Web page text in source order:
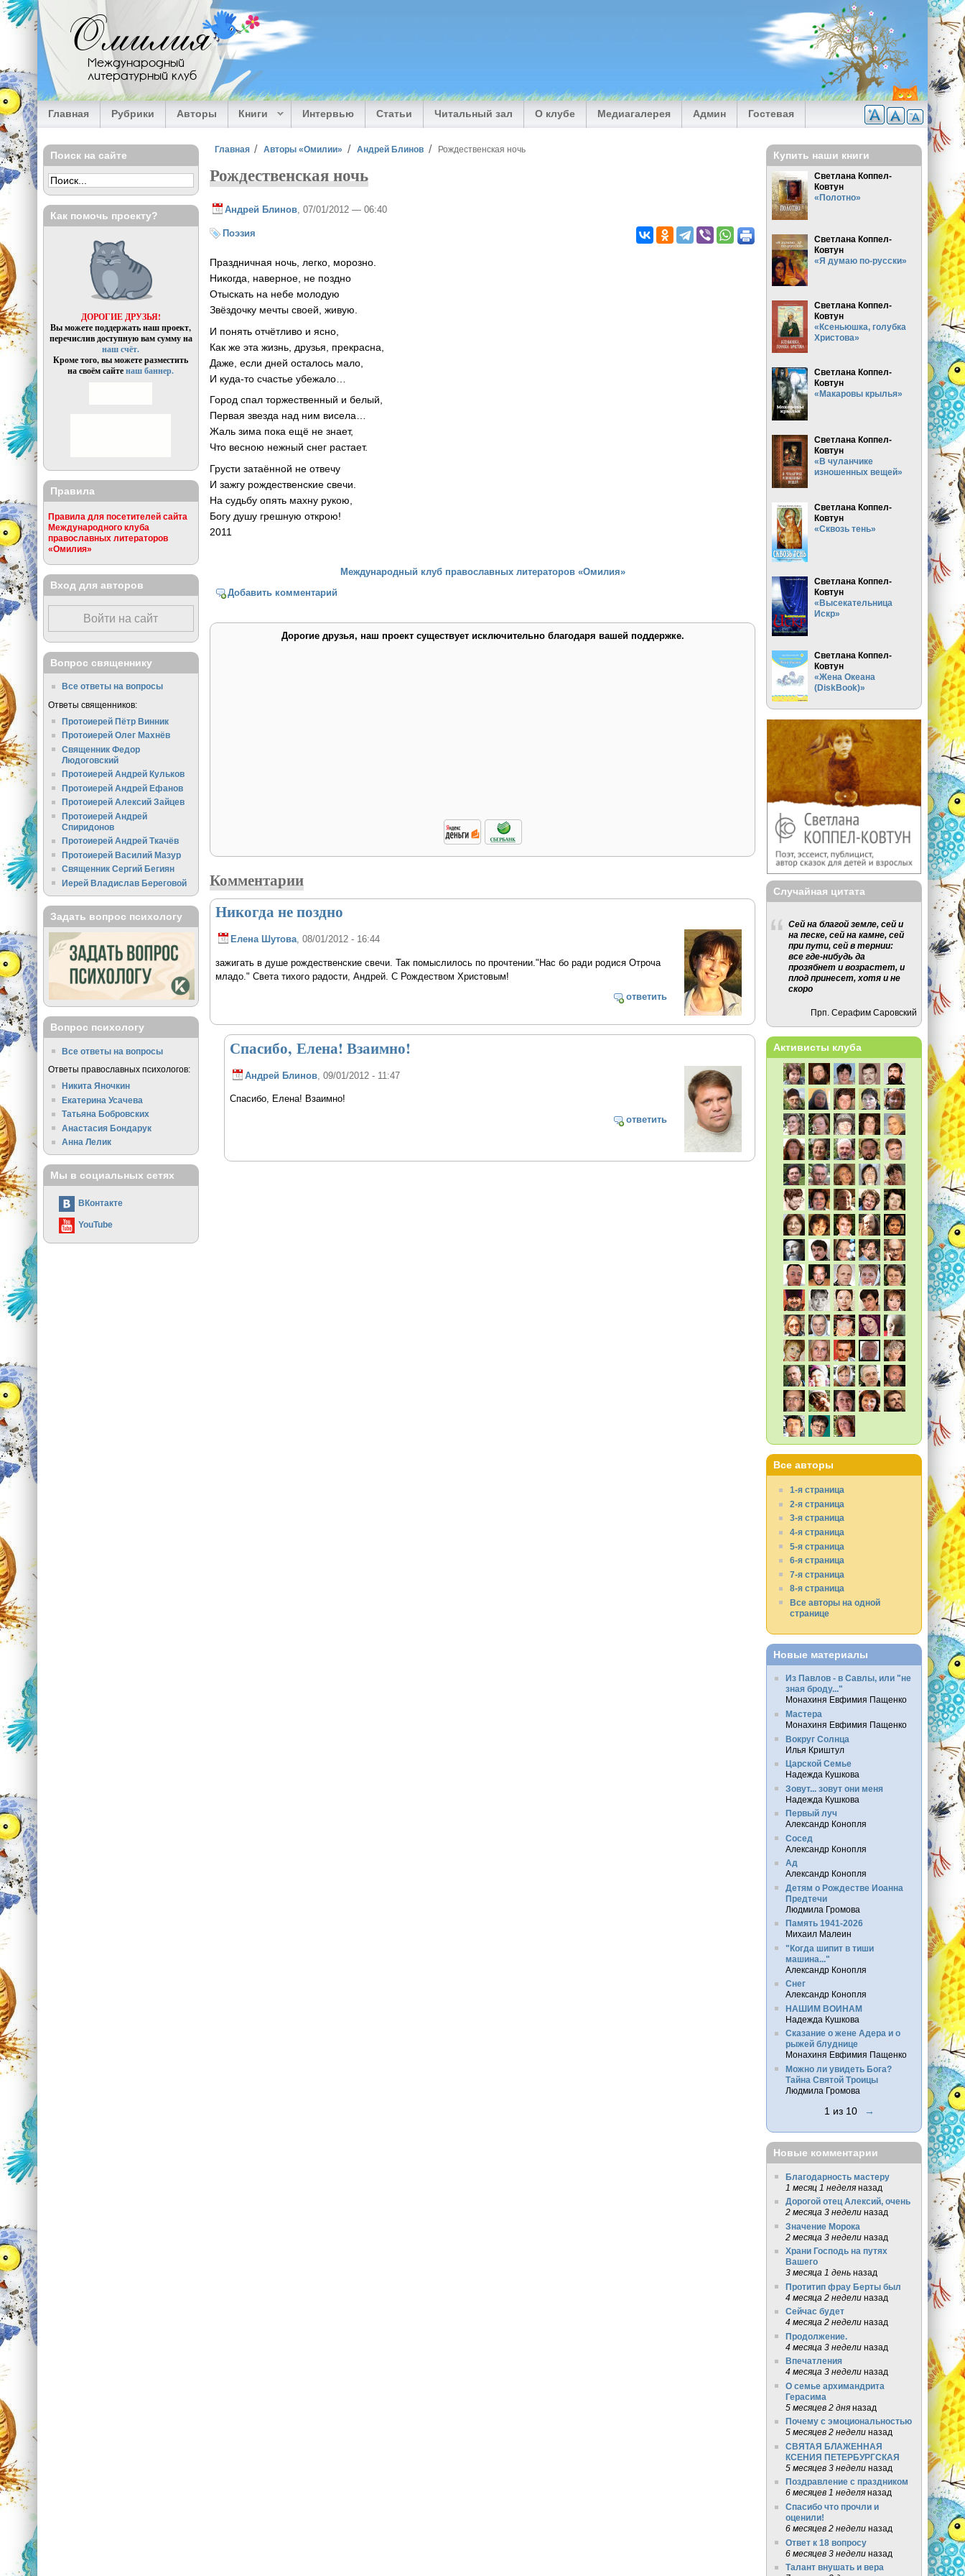
Перейти к основному содержанию
Омилия
Международный
литературный клуб
Главная Рубрики Авторы Книги Интервью Статьи Читальный зал О клубе Медиагалерея Админ Гостевая
Вы здесь
Главная Авторы «Омилии» Андрей Блинов Рождественская ночь
Рождественская ночь
Андрей Блинов , 07/01/2012 — 06:40
Поэзия
Праздничная ночь, легко, морозно.
Никогда, наверное, не поздно
Отыскать на небе молодую
Звёздочку мечты своей, живую.
И понять отчётливо и ясно,
Как же эта жизнь, друзья, прекрасна,
Даже, если дней осталось мало,
И куда-то счастье убежало…
Город спал торжественный и белый,
Первая звезда над ним висела…
Жаль зима пока ещё не знает,
Что весною нежный снег растает.
Грусти затаённой не отвечу
И зажгу рождественские свечи.
На судьбу опять махну рукою,
Богу душу грешную открою!
2011
Международный клуб православных литераторов «Омилия»
Добавить комментарий
Дорогие друзья, наш проект существует исключительно благодаря вашей поддержке.
Комментарии
Никогда не поздно
Елена Шутова, 08/01/2012 - 16:44
зажигать в душе рождественские свечи. Так помыслилось по прочтении."Нас бо ради родися Отроча
младо." Света тихого радости, Андрей. С Рождеством Христовым!
ответить
Спасибо, Елена! Взаимно!
Андрей Блинов, 09/01/2012 - 11:47
Спасибо, Елена! Взаимно!
ответить
Поиск на сайте
Как помочь проекту?
ДОРОГИЕ ДРУЗЬЯ!
Вы можете поддержать наш проект,
перечислив доступную вам сумму на
наш счёт.
Кроме того, вы можете разместить
на своём сайтенаш баннер.
Правила
Правила для посетителей сайта
Международного клуба
православных литераторов
«Омилия»
Вход для авторов
Войти на сайт
Вопрос священнику
Все ответы на вопросы
Ответы священников:
Протоиерей Пётр Винник
Протоиерей Олег Махнёв
Священник Федор
Людоговский
Протоиерей Андрей Кульков
Протоиерей Андрей Ефанов
Протоиерей Алексий Зайцев
Протоиерей Андрей
Спиридонов
Протоиерей Андрей Ткачёв
Протоиерей Василий Мазур
Священник Сергий Бегиян
Иерей Владислав Береговой
Задать вопрос психологу
Вопрос психологу
Все ответы на вопросы
Ответы православных психологов:
Никита Яночкин
Екатерина Усачева
Татьяна Бобровских
Анастасия Бондарук
Анна Лелик
Мы в социальных сетях
ВКонтакте
YouTube
Купить наши книги
Светлана Коппел-
Ковтун
«Полотно»
Светлана Коппел-
Ковтун
«Я думаю по-русски»
Светлана Коппел-
Ковтун
«Ксеньюшка, голубка
Христова»
Светлана Коппел-
Ковтун
«Макаровы крылья»
Светлана Коппел-
Ковтун
«В чуланчике
изношенных вещей»
Светлана Коппел-
Ковтун
«Сквозь тень»
Светлана Коппел-
Ковтун
«Высекательница
Искр»
Светлана Коппел-
Ковтун
«Жена Океана
(DiskBook)»
Случайная цитата
Сей на благой земле, сей и
на песке, сей на камне, сей
при пути, сей в тернии:
все где-нибудь да
прозябнет и возрастет, и
плод принесет, хотя и не
скоро
Прп. Серафим Саровский
Активисты клуба
Все авторы
1-я страница
2-я страница
3-я страница
4-я страница
5-я страница
6-я страница
7-я страница
8-я страница
Все авторы на одной
странице
Новые материалы
Из Павлов - в Савлы, или "не
зная броду..."
Монахиня Евфимия Пащенко
Мастера
Монахиня Евфимия Пащенко
Вокруг Солнца
Илья Криштул
Царской Семье
Надежда Кушкова
Зовут... зовут они меня
Надежда Кушкова
Первый луч
Александр Конопля
Сосед
Александр Конопля
Ад
Александр Конопля
Детям о Рождестве Иоанна
Предтечи
Людмила Громова
Память 1941-2026
Михаил Малеин
"Когда шипит в тиши
машина..."
Александр Конопля
Снег
Александр Конопля
НАШИМ ВОИНАМ
Надежда Кушкова
Сказание о жене Адера и о
рыжей блуднице
Монахиня Евфимия Пащенко
Можно ли увидеть Бога?
Тайна Святой Троицы
Людмила Громова
1 из 10 →
Новые комментарии
Благодарность мастеру
1 месяц 1 неделяназад
Дорогой отец Алексий, очень
2 месяца 3 неделиназад
Значение Морока
2 месяца 3 неделиназад
Храни Господь на путях
Вашего
3 месяца 1 деньназад
Протитип фрау Берты был
4 месяца 2 неделиназад
Сейчас будет
4 месяца 2 неделиназад
Продолжение.
4 месяца 3 неделиназад
Впечатления
4 месяца 3 неделиназад
О семье архимандрита
Герасима
5 месяцев 2 дняназад
Почему с эмоциональностью
5 месяцев 2 неделиназад
СВЯТАЯ БЛАЖЕННАЯ
КСЕНИЯ ПЕТЕРБУРГСКАЯ
5 месяцев 3 неделиназад
Поздравление с праздником
6 месяцев 1 неделяназад
Спасибо что прочли и
оценили!
6 месяцев 2 неделиназад
Ответ к 18 вопросу
6 месяцев 3 неделиназад
Талант внушать и вера